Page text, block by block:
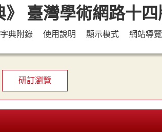
字典附錄 使用說明 顯示模式 網站導覽
研訂瀏覽